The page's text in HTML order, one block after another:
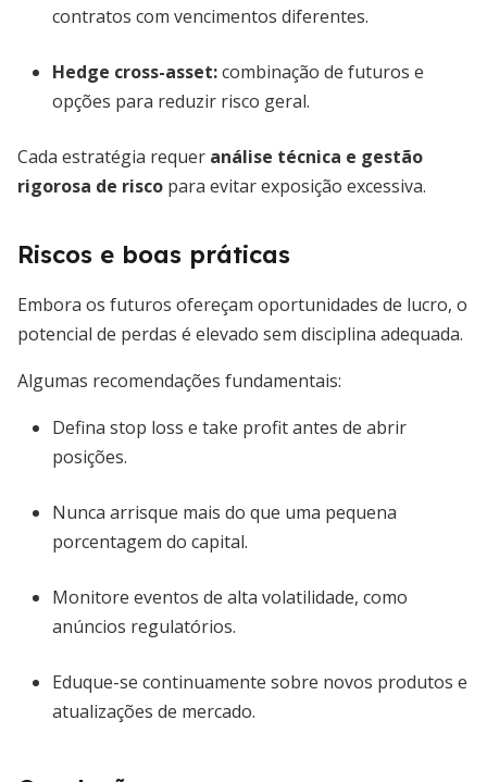
contratos com vencimentos diferentes.
Hedge cross-asset:combinação de futuros e
opções para reduzir risco geral.
Cada estratégia requer análise técnica e gestão
rigorosa de risco para evitar exposição excessiva.
Riscos e boas práticas
Embora os futuros ofereçam oportunidades de lucro, o
potencial de perdas é elevado sem disciplina adequada.
Algumas recomendações fundamentais:
Defina stop loss e take profit antes de abrir
posições.
Nunca arrisque mais do que uma pequena
porcentagem do capital.
Monitore eventos de alta volatilidade, como
anúncios regulatórios.
Eduque-se continuamente sobre novos produtos e
atualizações de mercado.